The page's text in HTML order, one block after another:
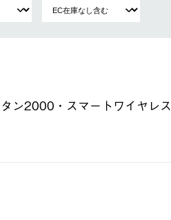
ン2000・スマートワイヤレス